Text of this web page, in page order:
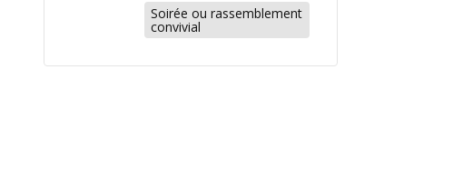
Soirée ou rassemblement
convivial